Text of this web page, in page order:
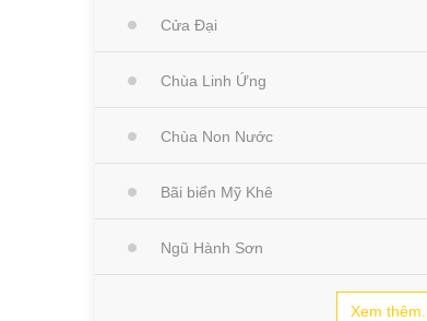
Cửa Đại
Chùa Linh Ứng
Chùa Non Nước
Bãi biển Mỹ Khê
Ngũ Hành Sơn
Xem thêm...